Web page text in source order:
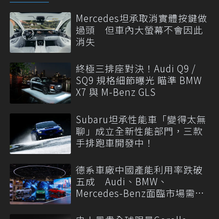
Mercedes坦承取消實體按鍵做
過頭 但車內大螢幕不會因此
消失
終極三排座對決！Audi Q9 /
SQ9 規格細節曝光 瞄準 BMW
X7 與 M-Benz GLS
Subaru坦承性能車「變得太無
聊」成立全新性能部門，三款
手排跑車開發中！
德系車廠中國產能利用率跌破
五成 Audi、BMW、
Mercedes-Benz面臨市場需求